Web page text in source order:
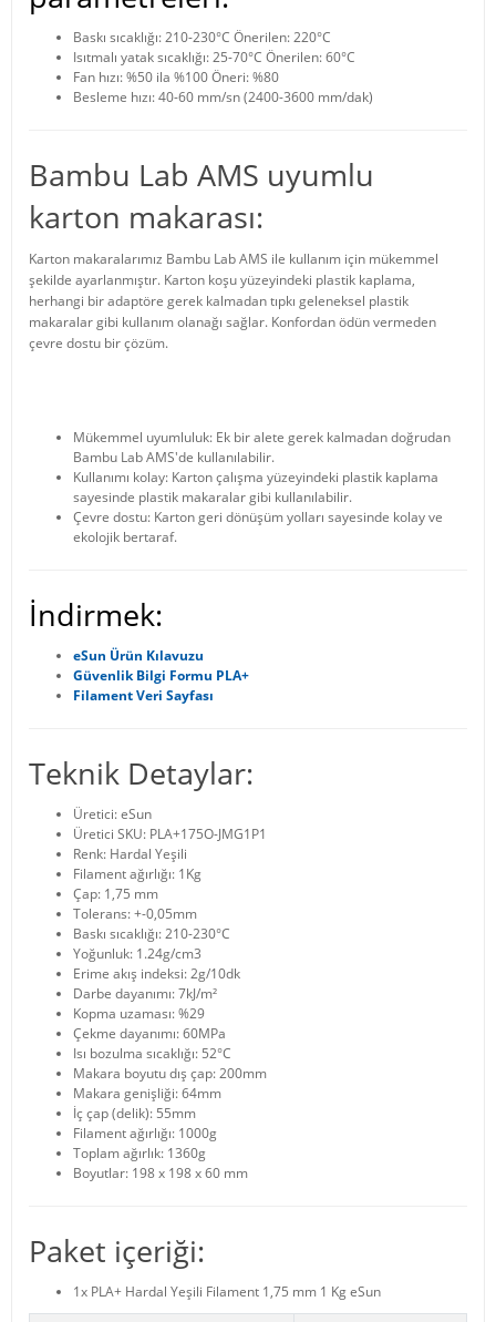
Baskı sıcaklığı: 210-230°C Önerilen: 220°C
Isıtmalı yatak sıcaklığı: 25-70°C Önerilen: 60°C
Fan hızı: %50 ila %100 Öneri: %80
Besleme hızı: 40-60 mm/sn (2400-3600 mm/dak)
Bambu Lab AMS uyumlu
karton makarası:
Karton makaralarımız Bambu Lab AMS ile kullanım için mükemmel
şekilde ayarlanmıştır. Karton koşu yüzeyindeki plastik kaplama,
herhangi bir adaptöre gerek kalmadan tıpkı geleneksel plastik
makaralar gibi kullanım olanağı sağlar. Konfordan ödün vermeden
çevre dostu bir çözüm.
Mükemmel uyumluluk: Ek bir alete gerek kalmadan doğrudan
Bambu Lab AMS'de kullanılabilir.
Kullanımı kolay: Karton çalışma yüzeyindeki plastik kaplama
sayesinde plastik makaralar gibi kullanılabilir.
Çevre dostu: Karton geri dönüşüm yolları sayesinde kolay ve
ekolojik bertaraf.
İndirmek:
eSun Ürün Kılavuzu
Güvenlik Bilgi Formu PLA+
Filament Veri Sayfası
Teknik Detaylar:
Üretici: eSun
Üretici SKU: PLA+175O-JMG1P1
Renk: Hardal Yeşili
Filament ağırlığı: 1Kg
Çap: 1,75 mm
Tolerans: +-0,05mm
Baskı sıcaklığı: 210-230°C
Yoğunluk: 1.24g/cm3
Erime akış indeksi: 2g/10dk
Darbe dayanımı: 7kJ/m²
Kopma uzaması: %29
Çekme dayanımı: 60MPa
Isı bozulma sıcaklığı: 52°C
Makara boyutu dış çap: 200mm
Makara genişliği: 64mm
İç çap (delik): 55mm
Filament ağırlığı: 1000g
Toplam ağırlık: 1360g
Boyutlar: 198 x 198 x 60 mm
Paket içeriği:
1x PLA+ Hardal Yeşili Filament 1,75 mm 1 Kg eSun